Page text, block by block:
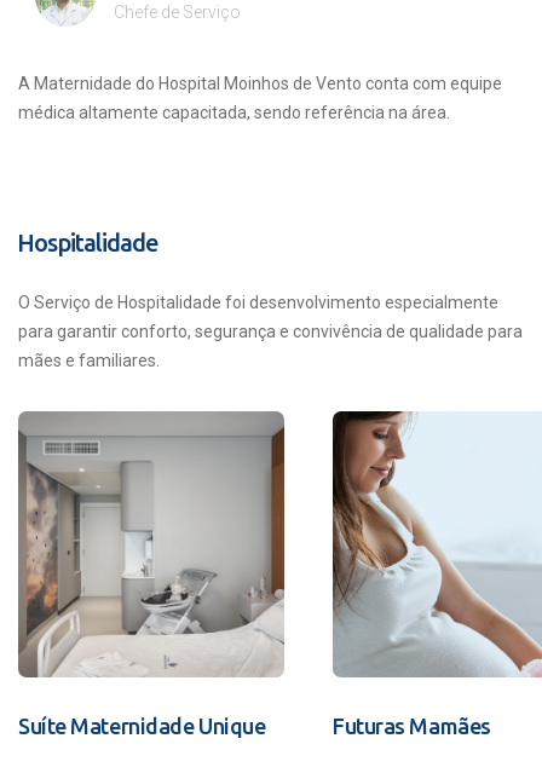
Chefe de Serviço
A Maternidade do Hospital Moinhos de Vento conta com equipe
médica altamente capacitada, sendo referência na área.
Hospitalidade
O Serviço de Hospitalidade foi desenvolvimento especialmente
para garantir conforto, segurança e convivência de qualidade para
mães e familiares.
Suíte Maternidade Unique Futuras Mamães